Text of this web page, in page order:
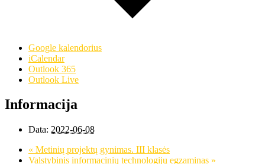
Google kalendorius
iCalendar
Outlook 365
Outlook Live
Informacija
Data: 2022-06-08
« Metinių projektų gynimas. III klasės
Valstybinis informacinių technologijų egzaminas »